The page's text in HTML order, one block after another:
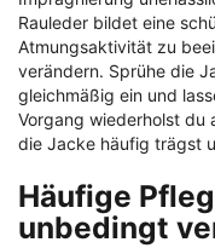
Rauleder bildet eine
Atmungsaktivität zu
verändern. Sprühe die
gleichmäßig ein und
Vorgang wiederholst du
die Jacke häufig trägst
Häufige
unbedingt